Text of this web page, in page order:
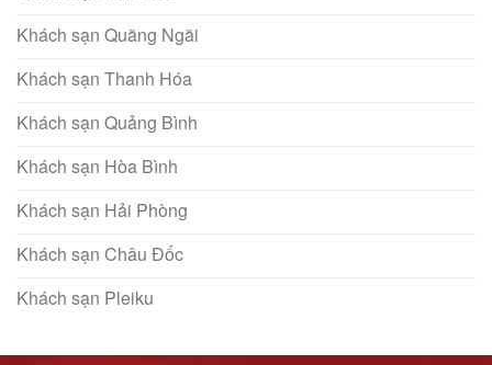
Khách sạn Quãng Ngãi
Khách sạn Thanh Hóa
Khách sạn Quảng Bình
Khách sạn Hòa Bình
Khách sạn Hải Phòng
Khách sạn Châu Đốc
Khách sạn Pleiku